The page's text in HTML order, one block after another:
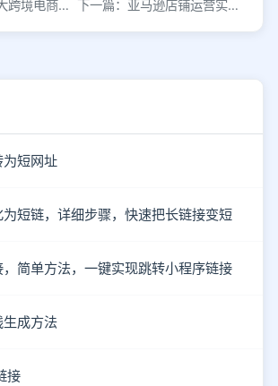
上一篇：国际四大跨境电商平台隐藏数据曝光 下一篇：亚马逊店铺运营实用技巧，轻松提升销量
短网址
短链，详细步骤，快速把长链接变短
简单方法，一键实现跳转小程序链接
成方法
接